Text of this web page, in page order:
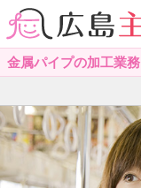
金属パイプの加工業務